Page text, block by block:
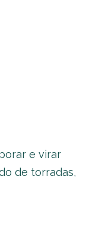
e virar
de torradas,